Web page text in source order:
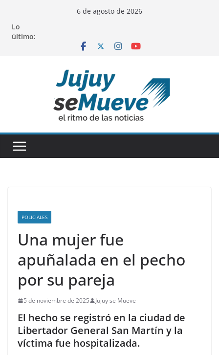
contenido
6 de agosto de 2026
Lo
último:
POLICIALES
Una mujer fue
apuñalada en el pecho
por su pareja
5 de noviembre de 2025 Jujuy se Mueve
El hecho se registró en la ciudad de
Libertador General San Martín y la
víctima fue hospitalizada.